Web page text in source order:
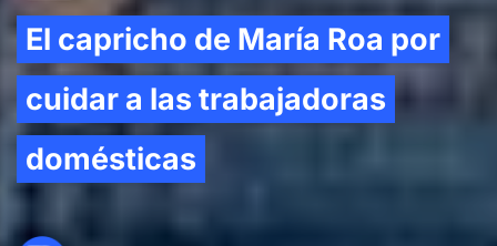
El capricho de María Roa por
cuidar a las trabajadoras
domésticas